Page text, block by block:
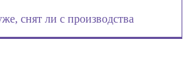
снят ли с производства